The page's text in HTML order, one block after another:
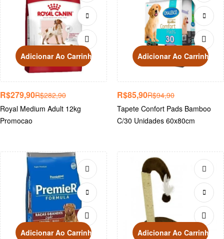
Adicionar Ao Carrinho
R$282,90
R$279,90
Royal Medium Adult 12kg
Promocao
Adicionar Ao Carrinho
R$94,90
R$85,90
Tapete Confort Pads Bamboo
C/30 Unidades 60x80cm
Adicionar Ao Carrinho Adicionar Ao Carrinho